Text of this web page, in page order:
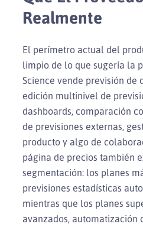
Realmente
El perímetro actual del
limpio de lo que sugería la
Science vende previsión de
edición multinivel de
dashboards, comparación
de previsiones externas,
producto y algo de
página de precios también
segmentación: los planes
previsiones estadísticas
mientras que los planes
avanzados, automatización